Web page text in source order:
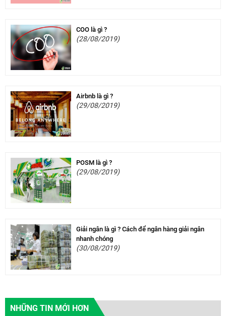
COO là gì ?
(28/08/2019)
Airbnb là gì ?
(29/08/2019)
POSM là gì ?
(29/08/2019)
Giải ngân là gì ? Cách để ngân hàng giải ngân
nhanh chóng
(30/08/2019)
NHỮNG TIN MỚI HƠN